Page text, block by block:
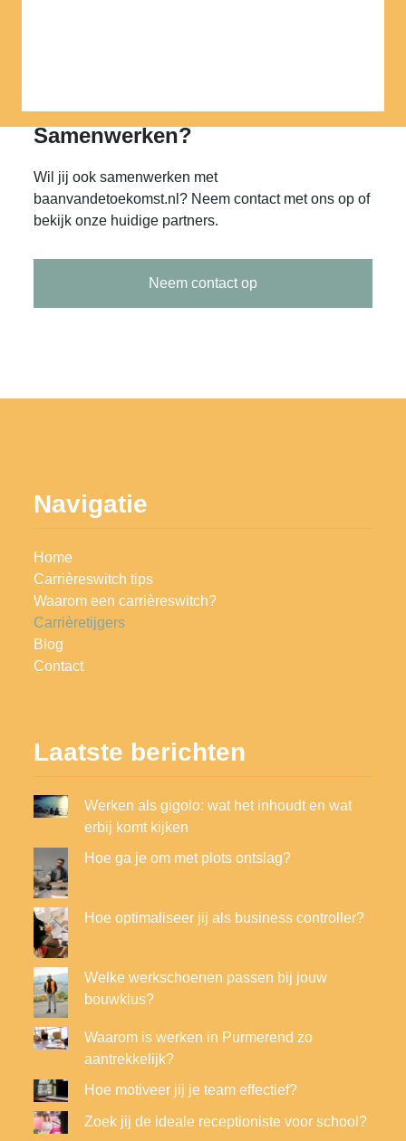
Samenwerken?
Wil jij ook samenwerken met
baanvandetoekomst.nl? Neem contact met ons op of
bekijk onze huidige partners.
Neem contact op
Navigatie
Home
Carrièreswitch tips
Waarom een carrièreswitch?
Carrièretijgers
Blog
Contact
Laatste berichten
Werken als gigolo: wat het inhoudt en wat
erbij komt kijken
Hoe ga je om met plots ontslag?
Hoe optimaliseer jij als business controller?
Welke werkschoenen passen bij jouw
bouwklus?
Waarom is werken in Purmerend zo
aantrekkelijk?
Hoe motiveer jij je team effectief?
Zoek jij de ideale receptioniste voor school?